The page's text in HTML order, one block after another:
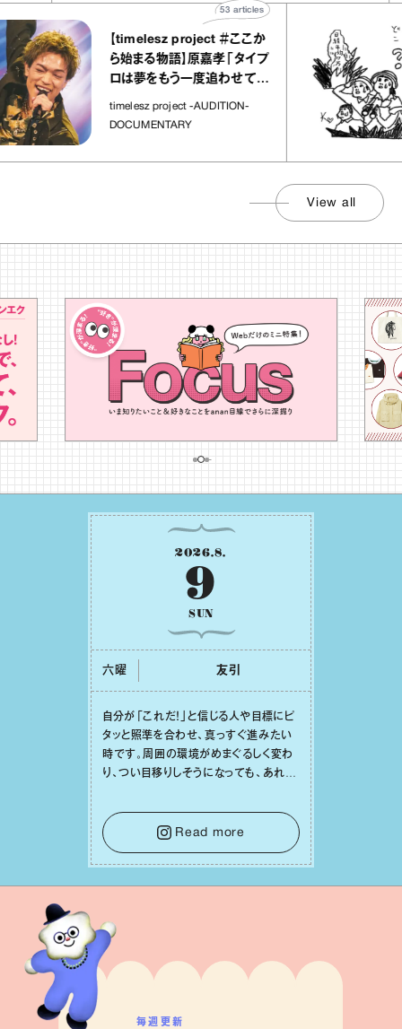
【timelesz project ＃ここか
ら始まる物語】原嘉孝「タイプ
ロは夢をもう一度追わせてく
timelesz project -AUDITION-
DOCUMENTARY
articles
View all
2026.8.
9
SUN
六曜 友引
⾃分が「これだ！」と信じる⼈や⽬標にピ
タッと照準を合わせ、真っすぐ進みたい
時です。周囲の環境がめまぐるしく変わ
り、つい⽬移りしそうになっても、あれこ
をそっと⼿放し、⽬の前のことに集中しま
しょう。そのブレない決意が、あなたにと
って有意義で安定した成果を引き寄せま
す。
Read more
毎週更新